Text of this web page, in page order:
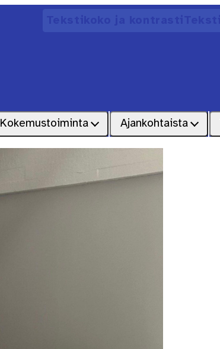
Kokemustoiminta Ajankohtaista